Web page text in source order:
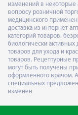
изменений в некоторые
вопросу розничной
медицинского
доставка из интернет-
категорий товаров:
биологически
товаров для ухода и
товаров. Рецептурные
могут быть получены
оформленного врачом.
специальных
изменен